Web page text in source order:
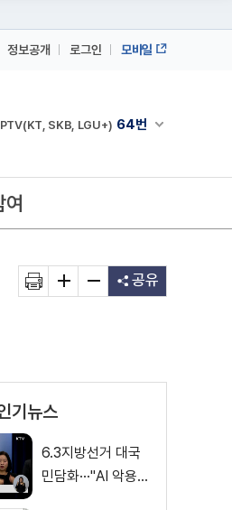
정보공개 로그인 모바일
채널안내 펼쳐
SKB, LGU+) 64번
IPTV(KT, SKB, LGU+)
여
공유
기뉴스
6.3지방선거 대국
민담화···"AI 악용